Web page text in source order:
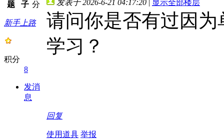
题
子 分
新手上路
积分
8
发消
息
发表于 2026-6-21 04:17:20 | 显示全部楼层
请问你是否有过因
学习？
回复
使用道具 举报